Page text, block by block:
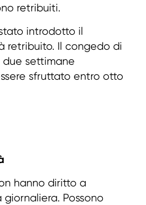
retribuiti.
introdotto il
retribuito. Il congedo di
settimane
sfruttato entro otto
hanno diritto a
Possono